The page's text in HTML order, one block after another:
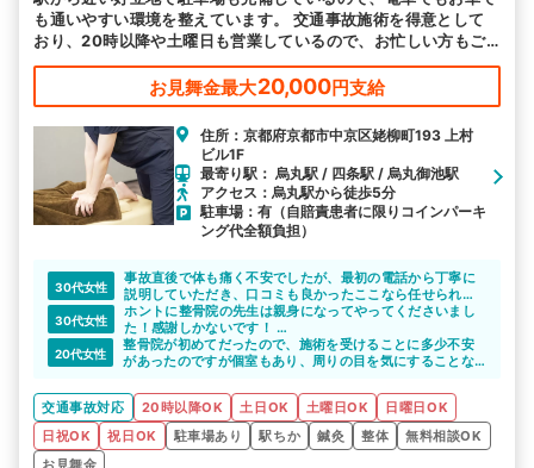
も通いやすい環境を整えています。 交通事故施術を得意として
おり、20時以降や土曜日も営業しているので、お忙しい方もご
都合に合わせてお越しいただけます。
お見舞金最大20,000円支給
住所：京都府京都市中京区姥柳町193 上村
ビル1F
最寄り駅： 烏丸駅 / 四条駅 / 烏丸御池駅
アクセス：烏丸駅から徒歩5分
駐車場：有（自賠責患者に限りコインパーキ
ング代全額負担）
30代女性
事故直後で体も痛く不安でしたが、最初の電話から丁寧に
説明していただき、口コミも良かったここなら任せられる
と思い、お願いすることにしました。
当初顔は腫れ上がり、むち打ち状態で少し触れられるのも
痛かったくらいでしたが、その時々の身体の状態に合わせ
て丁寧な施術と骨盤矯正、電気治療でだいぶ良くなってき
交通事故治療に対する知識も豊富なうえに、保険会社との
やり取りなど心身ともにケアしていただき助かりました。
交通事故にあったら絶対に交通事故に対しての専門知識が
あるところにいった方がいいです。
30代女性
ホントに整骨院の先生は親身になってやってくださいまし
た！感謝しかないです！
必ず、交通事故の対応専門の所がいいです！
標榜上げてるだけでは正直いって対応のレベルに差があり
こういうサイトを使ってでも評判確認すると確実です。
20代女性
整骨院が初めてだったので、施術を受けることに多少不安
があったのですが個室もあり、周りの目を気にすることな
メイクルームがあるのも女性にとってはうれしい点です。
交通事故対応 20時以降OK 土日OK 土曜日OK
日曜日OK
日祝OK
祝日OK 駐車場あり 駅ちか 鍼灸 整体
無料相談OK
お見舞金